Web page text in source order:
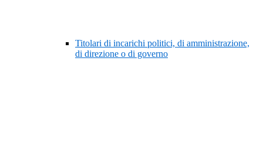
Titolari di incarichi politici, di amministrazione,
di direzione o di governo